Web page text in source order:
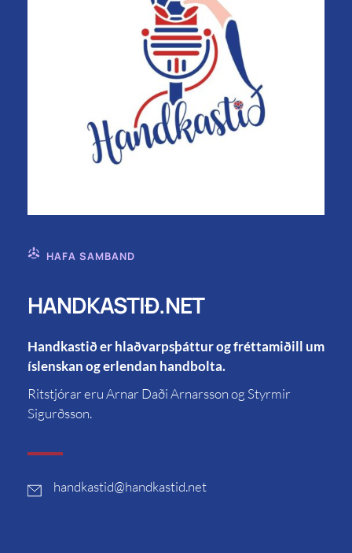
HAFA SAMBAND
HANDKASTIÐ.NET
Handkastið er hlaðvarpsþáttur og fréttamiðill um
íslenskan og erlendan handbolta.
Ritstjórar eru Arnar Daði Arnarsson og Styrmir
Sigurðsson.
handkastid@handkastid.net